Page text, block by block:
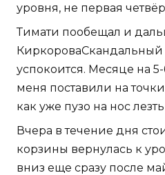
уровня, не первая
Тимати пообещал и
КиркороваСкандальный
успокоится. Месяце на
меня поставили на
как уже пузо на нос
Вчера в течение дня
корзины вернулась к
вниз еще сразу после